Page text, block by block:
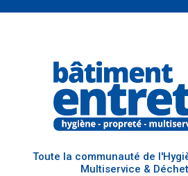
Toute la communauté de
Multiservice &